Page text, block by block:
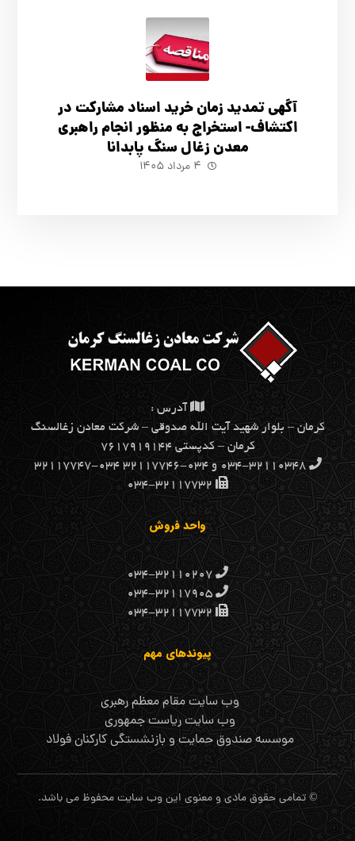
آگهي تمدید زمان خرید اسناد مشارکت در
اکتشاف- استخراج به منظور انجام راهبری
معدن زغال سنگ پابدانا
۴ مرداد ۱۴۰۵
آدرس :
كرمان – بلوار شهيد آيت الله صدوقي – شركت معادن زغالسنگ
كرمان – کدپستی ۷۶۱۷۹۱۹۱۴۴
۰۳۴-۳۲۱۱۰۳۴۸ و ۰۳۴-۳۲۱۱۷۷۴۶ ۰۳۴-۳۲۱۱۷۷۴۷
۰۳۴-۳۲۱۱۷۷۳۲
واحد فروش
۰۳۴-۳۲۱۱۰۲۰۷
۰۳۴-۳۲۱۱۷۹۰۵
۰۳۴-۳۲۱۱۷۷۳۲
پیوندهای مهم
وب سایت مقام معظم رهبری
وب سایت ریاست جمهوری
موسسه صندوق حمایت و بازنشستگی کارکنان فولاد
© تمامی حقوق مادی و معنوی این وب سایت محفوظ می باشد.